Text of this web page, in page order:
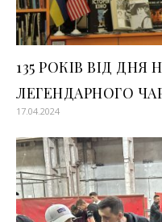
135 РОКІВ ВІД
ЛЕГЕНДАРНОГО
17.04.2024